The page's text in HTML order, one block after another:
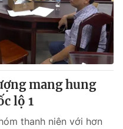
mang hung
lộ 1
thanh niên với hơn